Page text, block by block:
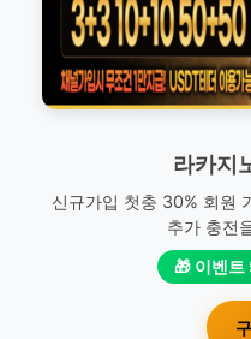
라카지
신규가입 첫충 30% 회원
추가 충전
🎁 이벤트